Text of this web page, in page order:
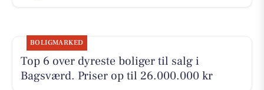
BOLIGMARKED
Top 6 over dyreste boliger til salg i
Bagsværd. Priser op til 26.000.000 kr